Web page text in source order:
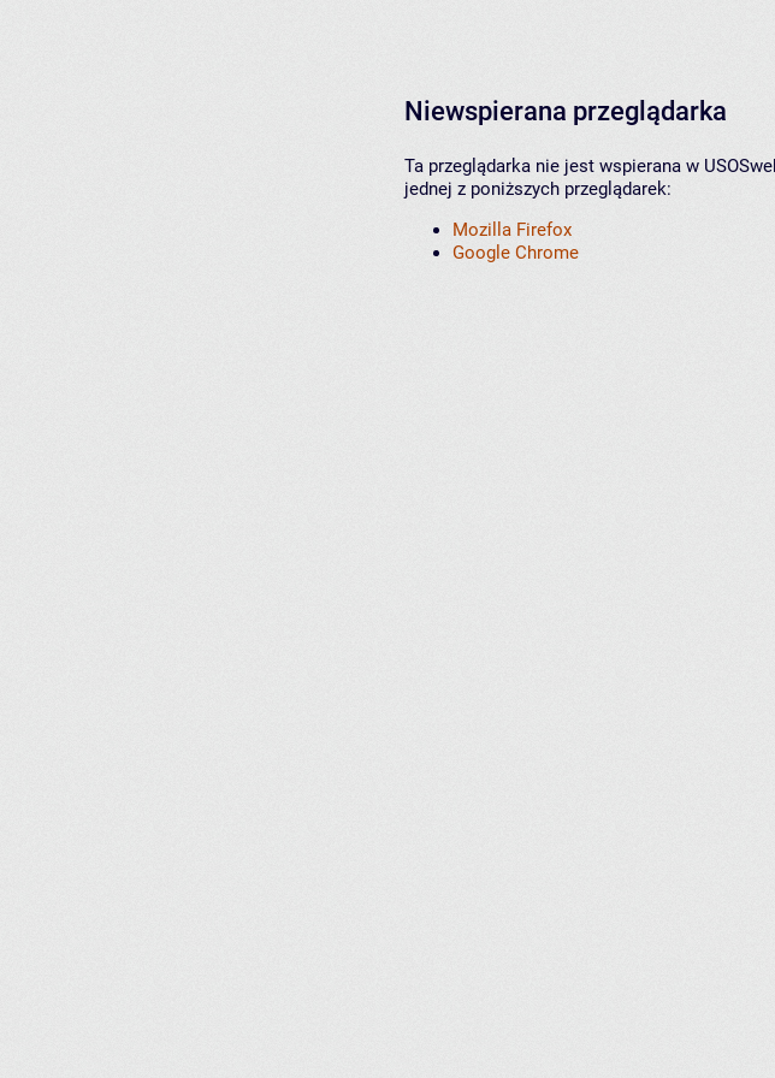
Niewspierana przeglądarka
Ta przeglądarka nie jest wspierana w
jednej z poniższych przeglądarek:
Mozilla Firefox
Google Chrome